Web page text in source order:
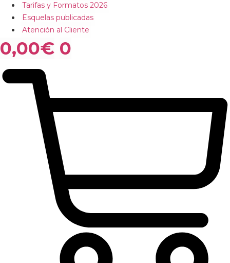
Tarifas y Formatos 2026
Esquelas publicadas
Atención al Cliente
0,00€ 0